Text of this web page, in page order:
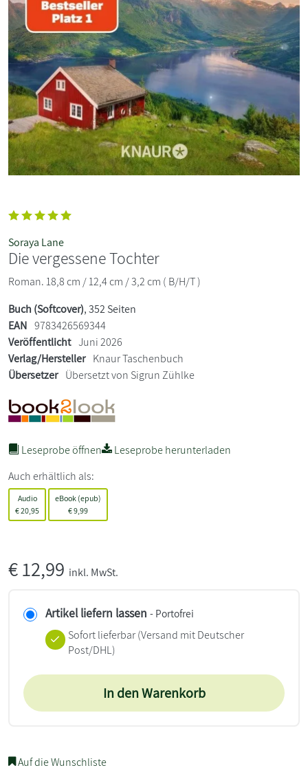
Soraya Lane
Die vergessene Tochter
Roman. 18,8 cm / 12,4 cm / 3,2 cm ( B/H/T )
Buch (Softcover), 352 Seiten
EAN 9783426569344
Veröffentlicht Juni 2026
Verlag/Hersteller Knaur Taschenbuch
Übersetzer Übersetzt von Sigrun Zühlke
Leseprobe öffnen
Leseprobe herunterladen
Auch erhältlich als:
Audio
€20,95
eBook (epub)
€9,99
€12,99 inkl. MwSt.
Artikel liefern lassen - Portofrei
Sofort lieferbar(Versand mit Deutscher
Post/DHL)
In den Warenkorb
Auf die Wunschliste